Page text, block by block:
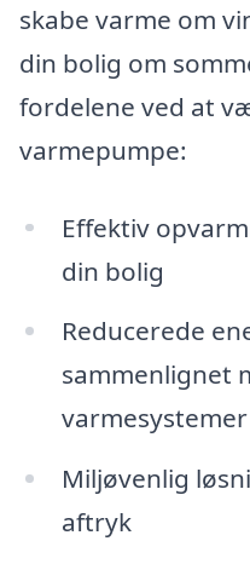
skabe varme om
din bolig om
fordelene ved at
varmepumpe:
Effektiv
din bolig
Reducerede
sammenlignet
varmesystemer
Miljøvenlig
aftryk